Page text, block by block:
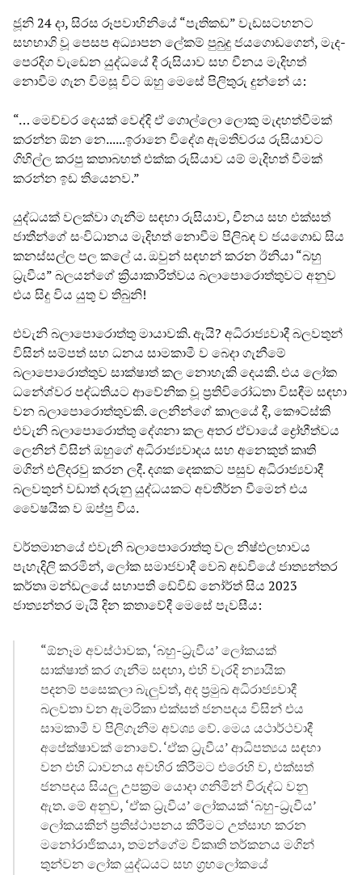
ජූනි 24 දා, සිරස රූපවාහිනියේ “පැතිකඩ” වැඩසටහනට
සහභාගි වූ පෙසප අධ්‍යාපන ලේකම් පුබුදු ජයගොඩගෙන්, මැද-
පෙරදිග වැඩෙන යුද්ධයේ දී රුසියාව සහ චීනය මැදිහත්
නොවීම ගැන විමසූ විට ඔහු මෙසේ පිලිතුරු දුන්නේ ය:
“… මෙච්චර දෙයක් වෙද්දි ඒ ගොල්ලො ලොකු මැදහත්වීමක්
කරන්න ඕන නෙ......ඉරානෙ විදේශ ඇමතිවරය රුසියාවට
ගිහිල්ල කරපු කතාබහත් එක්ක රුසියාව යම් මැදිහත් වීමක්
කරන්න ඉඩ තියෙනව.”
යුද්ධයක් වලක්වා ගැනීම සඳහා රුසියාව, චීනය සහ එක්සත්
ජාතීන්ගේ සංවිධානය මැදිහත් නොවීම පිලිබඳ ව ජයගොඩ සිය
කනස්සල්ල පල කලේ ය. ඔවුන් සඳහන් කරන ඊනියා “බහු
ධ්‍රැවීය” බලයන්ගේ ක්‍රියාකාරිත්වය බලාපොරොත්තුවට අනුව
එය සිදු විය යුතු ව තිබුනි!
එවැනි බලාපොරොත්තු මායාවකි. ඇයි? අධිරාජ්‍යවාදී බලවතුන්
විසින් සම්පත් සහ ධනය සාමකාමී ව බෙදා ගැනීමේ
බලාපොරොත්තුව සාක්ෂාත් කල නොහැකි දෙයකි. එය ලෝක
ධනේශ්වර පද්ධතියට ආවේනික වූ ප්‍රතිවිරෝධතා විසඳීම සඳහා
වන බලාපොරොත්තුවකි. ලෙනින්ගේ කාලයේ දී, කෞට්ස්කි
එවැනි බලාපොරොත්තු දේශනා කල අතර ඒවායේ ද්‍රෝහීත්වය
ලෙනින් විසින් ඔහුගේ අධිරාජ්‍යවාදය සහ අනෙකුත් කෘති
මගින් එලිදරවු කරන ලදී. දශක දෙකකට පසුව අධිරාජ්‍යවාදී
බලවතුන් වඩාත් දරුනු යුද්ධයකට අවතීර්න වීමෙන් එය
වෛෂයික ව ඔප්පු විය.
වර්තමානයේ එවැනි බලාපොරොත්තු වල නිෂ්ඵලභාවය
පැහැදිලි කරමින්, ලෝක සමාජවාදී වෙබ් අඩවියේ ජාත්‍යන්තර
කර්තෘ මන්ඩලයේ සභාපති ඩේවිඩ් නෝර්ත් සිය 2023
ජාත්‍යන්තර මැයි දින කතාවේදී මෙසේ පැවසීය:
“ඕනෑම අවස්ථාවක, ‘බහු-ධ්‍රැවීය’ ලෝකයක්
සාක්ෂාත් කර ගැනීම සඳහා, එහි වැරදි න්‍යායික
පදනම් පසෙකලා බැලුවත්, අද ප්‍රමුඛ අධිරාජ්‍යවාදී
බලවතා වන ඇමරිකා එක්සත් ජනපදය විසින් එය
සාමකාමී ව පිලිගැනීම අවශ්‍ය වේ. මෙය යථාර්ථවාදී
අපේක්ෂාවක් නොවේ. ‘ඒක ධ්‍රැවීය’ ආධිපත්‍යය සඳහා
වන එහි ධාවනය අවහිර කිරීමට එරෙහි ව, එක්සත්
ජනපදය සියලු උපක්‍රම යොදා ගනිමින් විරුද්ධ වනු
ඇත. මේ අනුව, ‘ඒක ධ්‍රැවීය’ ලෝකයක් ‘බහු-ධ්‍රැවීය’
ලෝකයකින් ප්‍රතිස්ථාපනය කිරීමට උත්සාහ කරන
මනෝරාජිකයා, තමන්ගේම විකෘති තර්කනය මගින්
තුන්වන ලෝක යුද්ධයට සහ ග්‍රහලෝකයේ